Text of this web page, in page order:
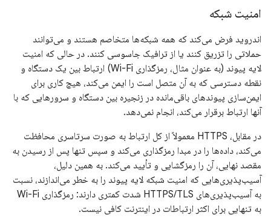
امنیت شبکه
اندروید فرض می‌کند که همه شبکه‌ها متخاصم هستند و می‌توانند
حملاتی را تزریق کنند یا از ترافیک جاسوسی کنند. در حالی که امنیت
لایه پیوند (به عنوان مثال، رمزگذاری Wi-Fi) ارتباط بین یک دستگاه و
نقطه دسترسی که به آن متصل است را ایمن می‌کند، هیچ کاری برای
ایمن‌سازی پیوندهای باقی‌مانده در زنجیره بین دستگاه و سرورهایی که با
آنها ارتباط برقرار می‌کند، انجام نمی‌دهد.
در مقابل، HTTPS معمولاً از کل ارتباط به صورت سرتاسری محافظت
می‌کند، داده‌ها را در مبدا رمزگذاری می‌کند و سپس تنها پس از رسیدن به
مقصد نهایی، آن را رمزگشایی و تأیید می‌کند. به همین دلیل،
آسیب‌پذیری‌هایی که امنیت شبکه لایه پیوند را به خطر می‌اندازند، نسبت
به آسیب‌پذیری‌های HTTPS/TLS شدت کمتری دارند: رمزگذاری Wi-Fi
به تنهایی برای اکثر ارتباطات در اینترنت کافی نیست.